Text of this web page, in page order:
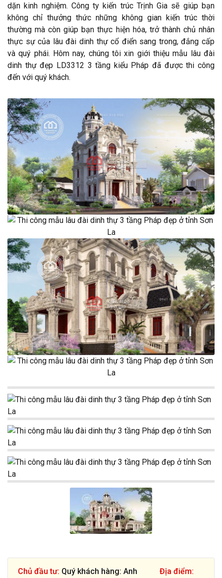
dặn kinh nghiệm. Công ty kiến trúc Trịnh Gia sẽ giúp bạn
không chỉ thưởng thức những không gian kiến trúc thời
thường mà còn giúp bạn thực hiện hóa, trở thành chủ nhân
thực sự của lâu đài dinh thự cổ điển sang trong, đắng cấp
và quý phái. Hôm nay, chúng tôi xin giới thiệu mẫu lâu đài
dinh thự đẹp LD3312 3 tầng kiểu Pháp đã được thi công
đến với quý khách.
Chủ đầu tư: Quý khách hàng: Anh
Địa điểm: